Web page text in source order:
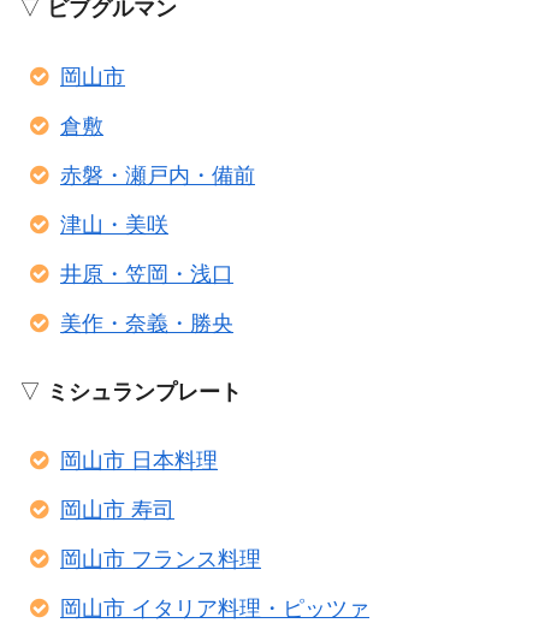
▽ ビブグルマン
岡山市
倉敷
赤磐・瀬戸内・備前
津山・美咲
井原・笠岡・浅口
美作・奈義・勝央
▽ ミシュランプレート
岡山市 日本料理
岡山市 寿司
岡山市 フランス料理
岡山市 イタリア料理・ピッツァ